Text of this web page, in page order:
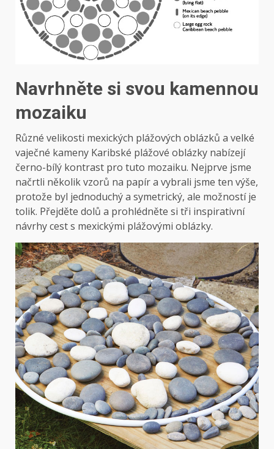
Navrhněte si svou kamennou
mozaiku
Různé velikosti mexických plážových oblázků a velké
vaječné kameny Karibské plážové oblázky nabízejí
černo-bílý kontrast pro tuto mozaiku. Nejprve jsme
načrtli několik vzorů na papír a vybrali jsme ten výše,
protože byl jednoduchý a symetrický, ale možností je
tolik. Přejděte dolů a prohlédněte si tři inspirativní
návrhy cest s mexickými plážovými oblázky.